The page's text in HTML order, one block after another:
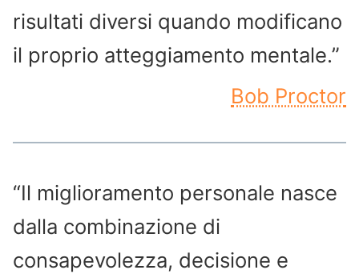
risultati diversi quando modificano
il proprio atteggiamento mentale.”
Bob Proctor
“Il miglioramento personale nasce
dalla combinazione di
consapevolezza, decisione e